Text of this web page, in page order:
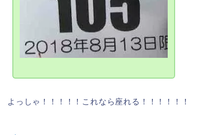
よっしゃ！！！！！これなら座れる！！！！！！